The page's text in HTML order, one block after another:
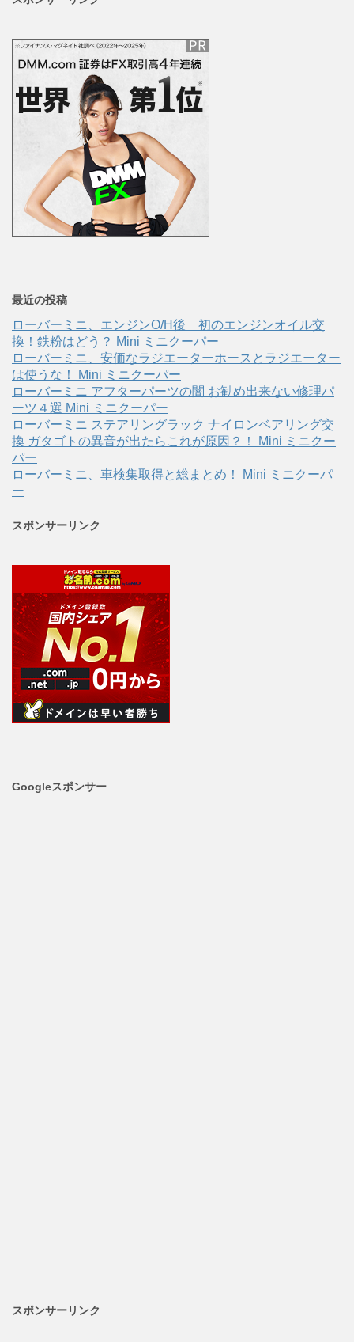
最近の投稿
ローバーミニ、エンジンO/H後 初のエンジンオイル交
換！鉄粉はどう？ Mini ミニクーパー
ローバーミニ、安価なラジエーターホースとラジエーター
は使うな！ Mini ミニクーパー
ローバーミニ アフターパーツの闇 お勧め出来ない修理パ
ーツ４選 Mini ミニクーパー
ローバーミニ ステアリングラック ナイロンベアリング交
換 ガタゴトの異音が出たらこれが原因？！ Mini ミニクー
パー
ローバーミニ、車検集取得と総まとめ！ Mini ミニクーパ
ー
スポンサーリンク
Googleスポンサー
スポンサーリンク